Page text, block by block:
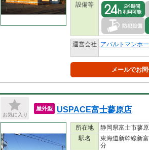
設備等
運営会社 アパルトマンホ
メールでお
お気に入り
屋外型 USPACE富士蓼原店
所在地
静岡県富士市蓼
駅名
東海道新幹線新
分